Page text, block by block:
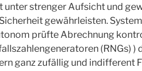
unter strenger Aufsicht und
gewährleisten.
prüfte Abrechnung
(RNGs) )
ganz zufällig und indifferent